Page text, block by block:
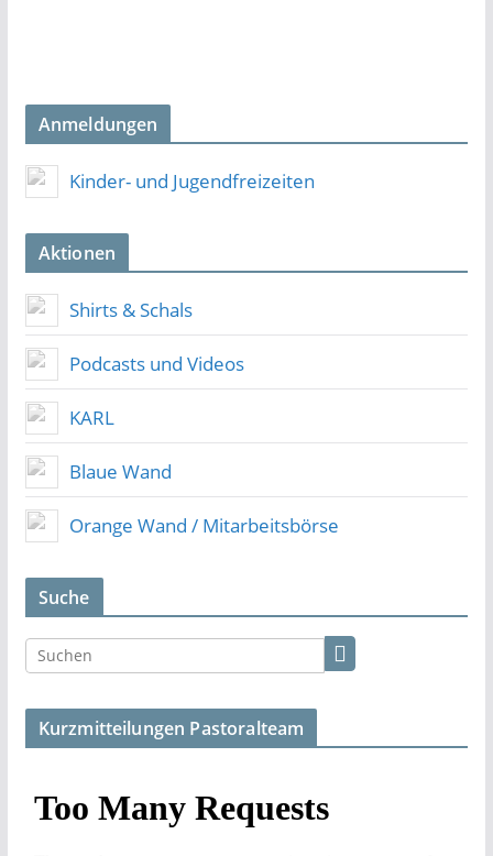
Anmeldungen
Kinder- und Jugendfreizeiten
Aktionen
Shirts & Schals
Podcasts und Videos
KARL
Blaue Wand
Orange Wand / Mitarbeitsbörse
Suche
Kurzmitteilungen Pastoralteam